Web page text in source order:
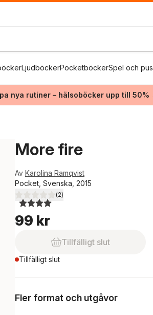
LjudböckerPocketböckerSpel och
nya rutiner – hälsoböcker upp till 50%
More fire
Av Karolina Ramqvist
Pocket, Svenska, 2015
4,0utav 5 stjärnor. Totalt antal röster:
(2)
99 kr
Tillfälligt slut
Tillfälligt slut
Fler format och utgåvor